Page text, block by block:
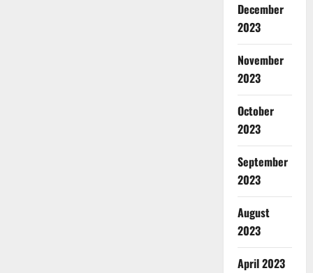
December
2023
November
2023
October
2023
September
2023
August
2023
April 2023